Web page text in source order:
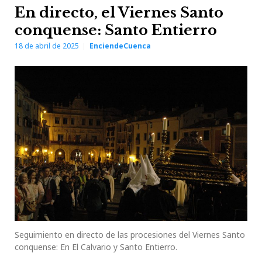
En directo, el Viernes Santo
conquense: Santo Entierro
18 de abril de 2025 EnciendeCuenca
Seguimiento en directo de las procesiones del Viernes Santo
conquense: En El Calvario y Santo Entierro.